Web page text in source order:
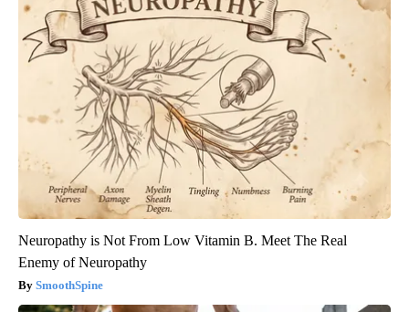
Neuropathy is Not From Low Vitamin B. Meet The Real
Enemy of Neuropathy
SmoothSpine